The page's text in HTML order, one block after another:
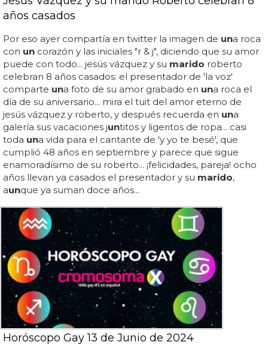
años casados
Por eso ayer compartía en twitter la imagen de una roca
con un corazón y las iniciales "r & j", diciendo que su amor
puede con todo... jesús vázquez y su marido roberto
celebran 8 años casados: el presentador de 'la voz'
comparte una foto de su amor grabado en una roca el
día de su aniversario... mira el tuit del amor eterno de
jesús vázquez y roberto, y después recuerda en una
galería sus vacaciones juntitos y ligeritos de ropa... casi
toda una vida para el cantante de 'y yo te besé', que
cumplió 48 años en septiembre y parece que sigue
enamoradísimo de su roberto... ¡felicidades, pareja! ocho
años llevan ya casados el presentador y su marido,
aunque ya suman doce años...
Horóscopo Gay 13 de Junio de 2024